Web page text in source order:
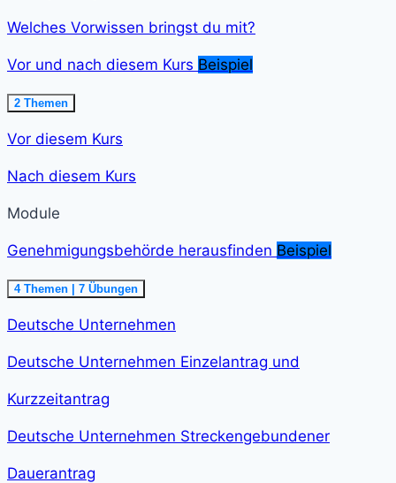
Welches Vorwissen bringst du mit?
Vor und nach diesem Kurs Beispiel
Ausklappen
Vor
und
diesem
class="course-
step-
min
</span>
2 Themen
Vor diesem Kurs
Nach diesem Kurs
Module
Genehmigungsbehörde herausfinden Beispiel
Ausklappen
Genehmigungsbehörde
herausfinden<span
step-
min
</span>
4 Themen 7 Übungen
Deutsche Unternehmen
Deutsche Unternehmen Einzelantrag und
Kurzzeitantrag
Deutsche Unternehmen Streckengebundener
Dauerantrag